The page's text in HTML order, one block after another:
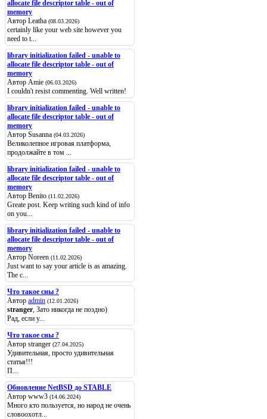
allocate file descriptor table - out of
memory
Автор Leatha (08.03.2026)
certainly like your web site however you
need to t...
library initialization failed - unable to
allocate file descriptor table - out of
memory
Автор Amie (06.03.2026)
I couldn't resist commenting. Well written!
library initialization failed - unable to
allocate file descriptor table - out of
memory
Автор Susanna (04.03.2026)
Великолепное игровая платформа,
продолжайте в том ...
library initialization failed - unable to
allocate file descriptor table - out of
memory
Автор Benito (11.02.2026)
Greate post. Keep writing such kind of info
on you...
library initialization failed - unable to
allocate file descriptor table - out of
memory
Автор Noreen (11.02.2026)
Just want to say your article is as amazing.
The c...
Что такое сны ?
Автор admin (12.01.2026)
stranger, Зато никогда не поздно)
Рад, если у...
Что такое сны ?
Автор stranger (27.04.2025)
Удивительная, просто удивительная
статья!!!
П...
Обновление NetBSD до STABLE
Автор www3 (14.06.2024)
Много кто пользуется, но народ не очень
словоохотл...